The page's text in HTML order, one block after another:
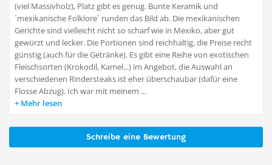
(viel Massivholz), Platz gibt es genug. Bunte Keramik und
´mexikanische Folklore´ runden das Bild ab. Die mexikanischen
Gerichte sind vielleicht nicht so scharf wie in Mexiko, aber gut
gewürzt und lecker. Die Portionen sind reichhaltig, die Preise recht
günstig (auch für die Getränke). Es gibt eine Reihe von exotischen
Fleischsorten (Krokodil, Kamel...) im Angebot, die Auswahl an
verschiedenen Rindersteaks ist eher überschaubar (dafür eine
Flosse Abzug). Ich war mit meinem ...
Mehr lesen
Schreibe eine Bewertung